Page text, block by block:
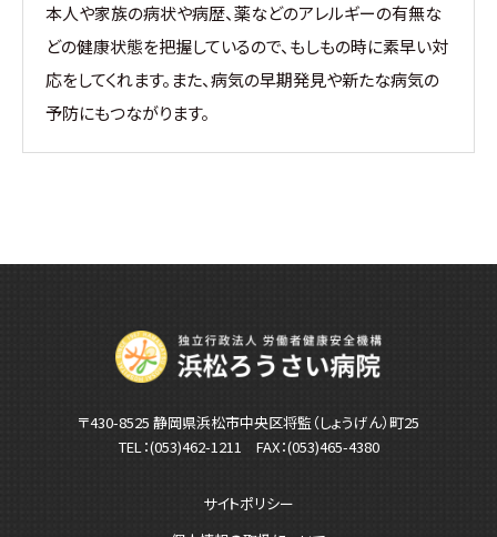
本人や家族の病状や病歴、薬などのアレルギーの有無な
どの健康状態を把握しているので、もしもの時に素早い対
応をしてくれます。また、病気の早期発見や新たな病気の
予防にもつながります。
〒430-8525 静岡県浜松市中央区将監（しょうげん）町25
TEL：(053)462-1211 FAX：(053)465-4380
サイトポリシー